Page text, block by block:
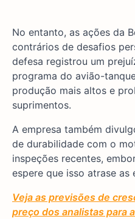
No entanto, as ações da
contrários de desafios
defesa registrou um
programa do avião-
produção mais altos e
suprimentos.
A empresa também
de durabilidade com o
inspeções recentes,
espere que isso atrase as
Veja as previsões de
preço dos analistas para